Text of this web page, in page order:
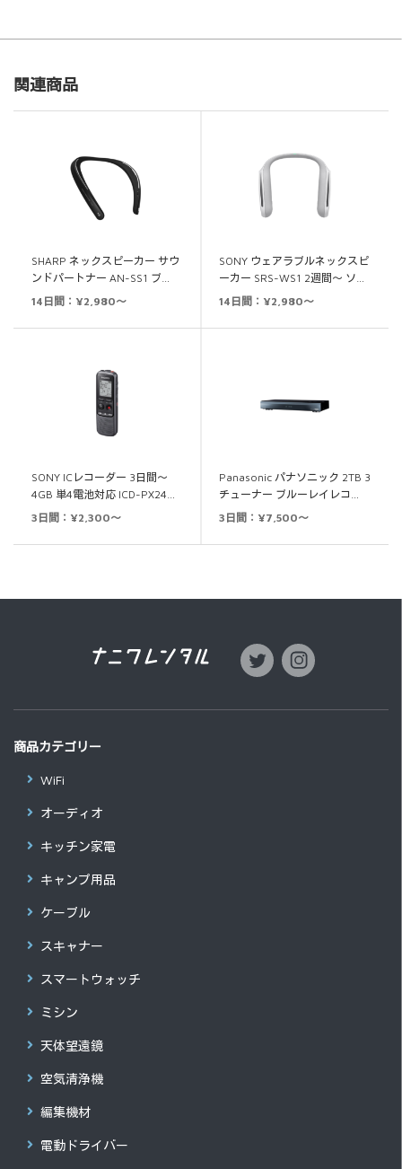
関連商品
SHARP ネックスピーカー サウ
ンドパートナー AN-SS1 ブ…
14日間：¥2,980～
SONY ウェアラブルネックスピ
ーカー SRS-WS1 2週間～ ソ…
14日間：¥2,980～
SONY ICレコーダー 3日間～
4GB 単4電池対応 ICD-PX24…
3日間：¥2,300～
Panasonic パナソニック 2TB 3
チューナー ブルーレイレコ…
3日間：¥7,500～
商品カテゴリー
WiFi
オーディオ
キッチン家電
キャンプ用品
ケーブル
スキャナー
スマートウォッチ
ミシン
天体望遠鏡
空気清浄機
編集機材
電動ドライバー